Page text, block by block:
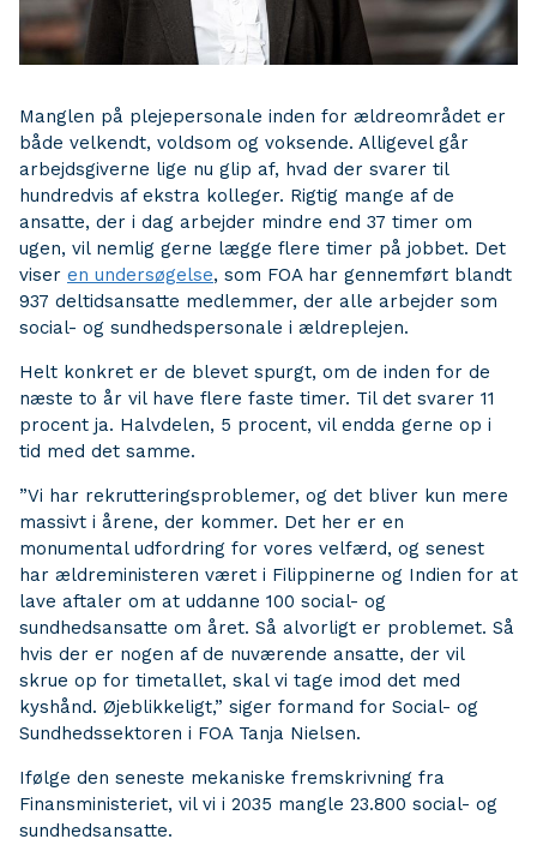
Manglen på plejepersonale inden for ældreområdet er
både velkendt, voldsom og voksende. Alligevel går
arbejdsgiverne lige nu glip af, hvad der svarer til
hundredvis af ekstra kolleger. Rigtig mange af de
ansatte, der i dag arbejder mindre end 37 timer om
ugen, vil nemlig gerne lægge flere timer på jobbet. Det
viser en undersøgelse, som FOA har gennemført blandt
937 deltidsansatte medlemmer, der alle arbejder som
social- og sundhedspersonale i ældreplejen.
Helt konkret er de blevet spurgt, om de inden for de
næste to år vil have flere faste timer. Til det svarer 11
procent ja. Halvdelen, 5 procent, vil endda gerne op i
tid med det samme.
”Vi har rekrutteringsproblemer, og det bliver kun mere
massivt i årene, der kommer. Det her er en
monumental udfordring for vores velfærd, og senest
har ældreministeren været i Filippinerne og Indien for at
lave aftaler om at uddanne 100 social- og
sundhedsansatte om året. Så alvorligt er problemet. Så
hvis der er nogen af de nuværende ansatte, der vil
skrue op for timetallet, skal vi tage imod det med
kyshånd. Øjeblikkeligt,” siger formand for Social- og
Sundhedssektoren i FOA Tanja Nielsen.
Ifølge den seneste mekaniske fremskrivning fra
Finansministeriet, vil vi i 2035 mangle 23.800 social- og
sundhedsansatte.